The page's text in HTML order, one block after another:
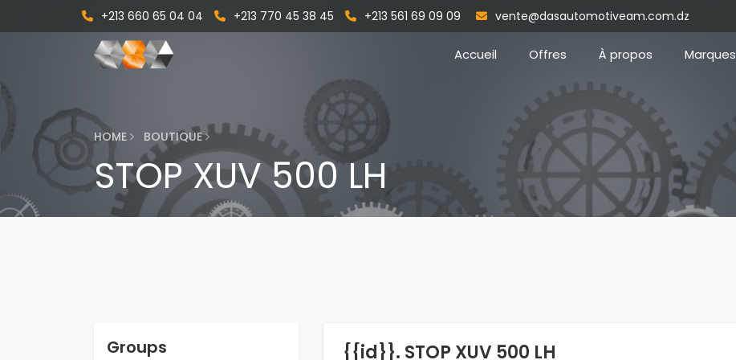
+213 660 65 04 04 +213 770 45 38 45 +213 561 69 09 09 vente@dasautomotiveam.com.dz
Accueil Offres À propos Marques
HOME BOUTIQUE
STOP XUV 500 LH
Groups {{id}}. STOP XUV 500 LH